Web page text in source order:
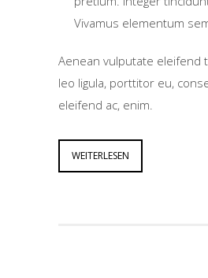
Vivamus elementum
Aenean vulputate eleifend
leo ligula, porttitor eu,
eleifend ac, enim.
WEITERLESEN